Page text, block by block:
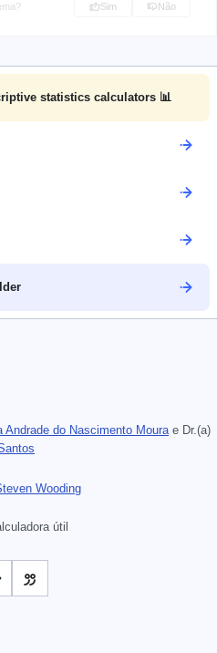
Sim Não
statistics calculators 📊
Andrade do Nascimento Mourae Dr.(a)
Wooding
útil